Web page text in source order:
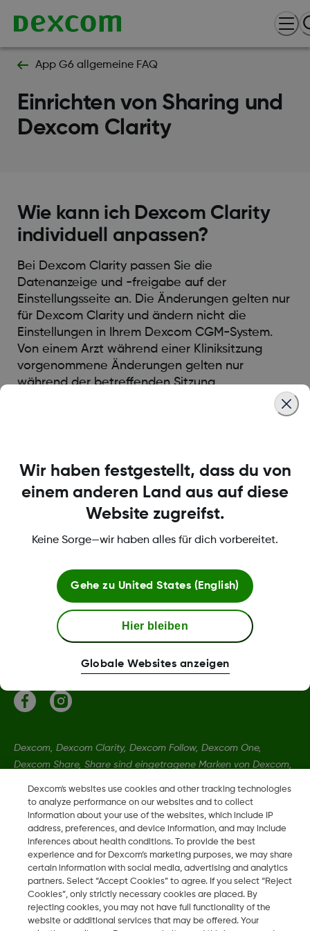
App G6 allgemeine FAQ
Einrichten von Sharing und
Dexcom Clarity
Wie kann ich Dexcom Clarity
individuell anpassen?
Bei Dexcom Clarity passen Sie die
Datenanzeige und -freigabe auf der
Einstellungsseite an. Die Änderungen gelten nur
für Dexcom Clarity und ändern nicht die
Einstellungen in Ihrem Dexcom CGM-System.
Von einem Arzt während einer Kliniksitzung
vorgenommene Änderungen gelten nur
während der betreffenden Sitzung.
LBL014350 Rev 004
Bedingungen und Richtlinien
Mehr Informationen
Dexcom, Dexcom Clarity, Dexcom Follow, Dexcom One,
Dexcom Share, Share sind eingetragene Marken von Dexcom,
eingetragen.
LBL014350 Rev 004
2026 Dexcom, Inc. Alle Rechte vorbehalten.
Dexcom's websites use cookies and other tracking technologies
to analyze performance on our websites and to collect
information about your use of the websites, which include IP
address, preferences, and device information, and may include
inferences about health conditions. To provide the best
experience and for Dexcom’s marketing purposes, we may share
certain information with social media, advertising and analytics
partners. Select “Accept Cookies” to agree. If you select “Reject
Cookies”, only strictly necessary cookies are placed. By
rejecting cookies, you may not have full functionality of the
website or additional services that may be offered. Your
Wir haben festgestellt, dass du von
einem anderen Land aus auf diese
Website zugreifst.
Keine Sorge—wir haben alles für dich vorbereitet.
Gehe zu United States (English)
Hier bleiben
Globale Websites anzeigen